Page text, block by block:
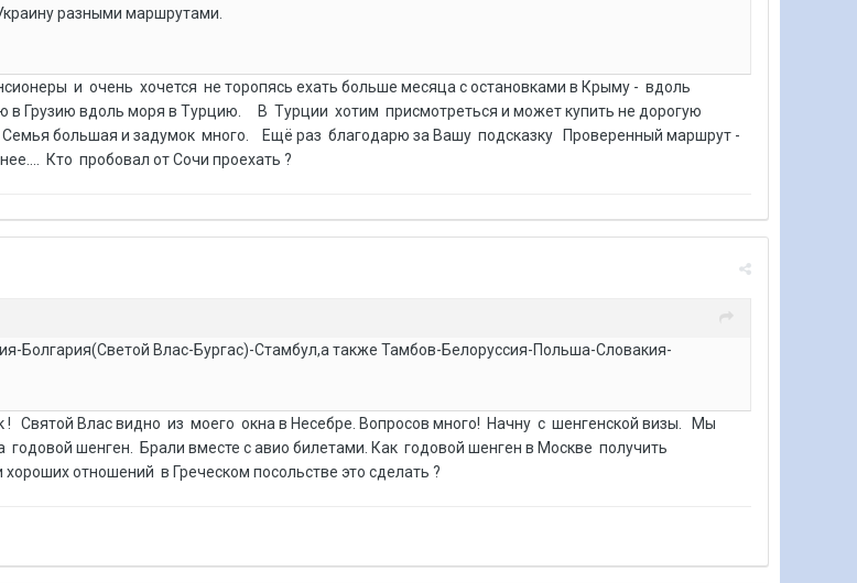
разными маршрутами.
и очень хочется не торопясь ехать больше месяца с остановками в Крыму - вдоль
в Грузию вдоль моря в Турцию. В Турции хотим присмотреться и может купить не дорогую
Семья большая и задумок много. Ещё раз благодарю за Вашу подсказку Проверенный маршрут -
Кто пробовал от Сочи проехать ?
Болгария(Светой Влас-Бургас)-Стамбул,а также Тамбов-Белоруссия-Польша-Словакия-
Влас видно из моего окна в Несебре. Вопросов много! Начну с шенгенской визы. Мы
шенген. Брали вместе с авио билетами. Как годовой шенген в Москве получить
отношений в Греческом посольстве это сделать ?